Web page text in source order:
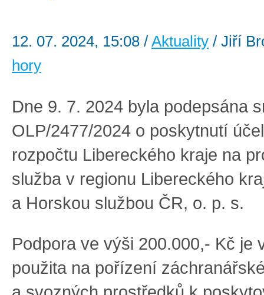
12. 07. 2024, 15:08 / Aktuality / Jiří
hory
Dne 9. 7. 2024 byla podepsána
OLP/2477/2024 o poskytnutí
rozpočtu Libereckého kraje na
služba v regionu Libereckého
a Horskou službou ČR, o. p. s.
Podpora ve výši 200.000,- Kč je
použita na pořízení